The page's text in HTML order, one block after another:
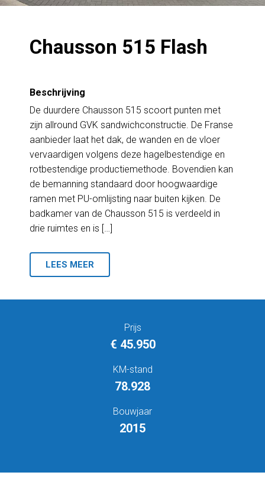
Chausson 515 Flash
Beschrijving
De duurdere Chausson 515 scoort punten met
zijn allround GVK sandwichconstructie. De Franse
aanbieder laat het dak, de wanden en de vloer
vervaardigen volgens deze hagelbestendige en
rotbestendige productiemethode. Bovendien kan
de bemanning standaard door hoogwaardige
ramen met PU-omlijsting naar buiten kijken. De
badkamer van de Chausson 515 is verdeeld in
drie ruimtes en is […]
LEES MEER
Prijs
€ 45.950
KM-stand
78.928
Bouwjaar
2015